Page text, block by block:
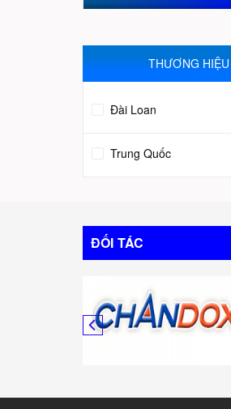
THƯƠNG HIỆU
Đài Loan
Trung Quốc
ĐỐI TÁC